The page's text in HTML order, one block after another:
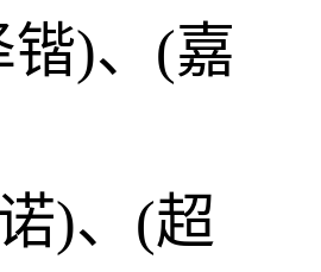
)、(嘉
)、(超